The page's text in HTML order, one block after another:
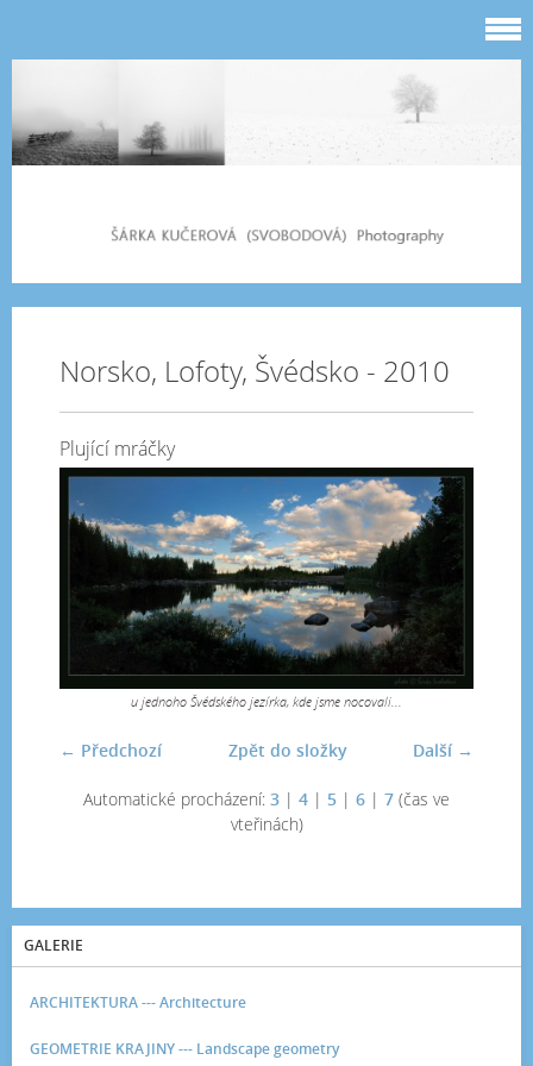
Norsko, Lofoty, Švédsko - 2010
Plující mráčky
u jednoho Švédského jezírka, kde jsme nocovali...
← Předchozí Další →
Zpět do složky
Automatické procházení: 3 | 4 | 5 | 6 | 7 (čas ve
vteřinách)
GALERIE
ARCHITEKTURA --- Architecture
GEOMETRIE KRAJINY --- Landscape geometry